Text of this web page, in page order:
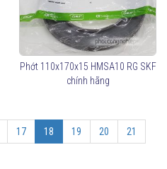
Phớt 110x170x15 HMSA10 RG SKF
chính hãng
17 18 19 20 21